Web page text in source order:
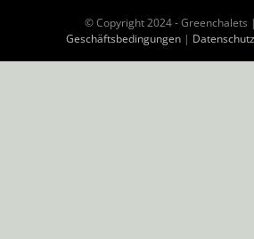
© Copyright 2024 - Greenchalets |
Geschäftsbedingungen|